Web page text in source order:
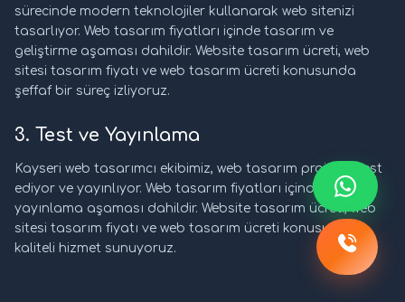
sürecinde modern teknolojiler kullanarak web sitenizi
tasarlıyor. Web tasarım fiyatları içinde tasarım ve
geliştirme aşaması dahildir. Website tasarım ücreti, web
sitesi tasarım fiyatı ve web tasarım ücreti konusunda
şeffaf bir süreç izliyoruz.
3. Test ve Yayınlama
Kayseri web tasarımcı ekibimiz, web tasarım projesini test
ediyor ve yayınlıyor. Web tasarım fiyatları içinde test ve
yayınlama aşaması dahildir. Website tasarım ücreti, web
sitesi tasarım fiyatı ve web tasarım ücreti konusunda
kaliteli hizmet sunuyoruz.